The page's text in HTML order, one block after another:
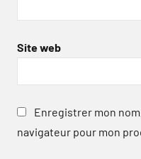
Site web
Enregistrer mon
navigateur pour mon